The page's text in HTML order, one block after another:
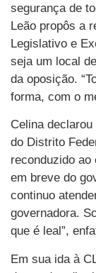
segurança de
Leão propôs a
Legislativo e
seja um local
da oposição.
forma, com o
Celina
do Distrito
reconduzido ao
em breve do
continuo
governadora.
que é leal”,
Em sua ida à